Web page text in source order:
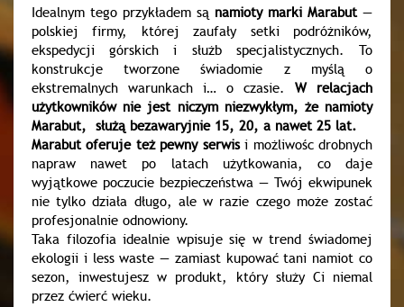
Idealnym tego przykładem są namioty marki Marabut—
polskiej firmy, której zaufały setki podróżników,
ekspedycji górskich i służb specjalistycznych. To
konstrukcje tworzone świadomie z myślą o
ekstremalnych warunkach i… o czasie. W relacjach
użytkowników nie jest niczym niezwykłym, że namioty
Marabut, służą bezawaryjnie 15, 20, a nawet 25 lat.
Marabut oferuje też pewny serwisi możliwośc drobnych
napraw nawet po latach użytkowania, co daje
wyjątkowe poczucie bezpieczeństwa — Twój ekwipunek
nie tylko działa długo, ale w razie czego może zostać
profesjonalnie odnowiony.
Taka filozofia idealnie wpisuje się w trend świadomej
ekologii i less waste — zamiast kupować tani namiot co
sezon, inwestujesz w produkt, który służy Ci niemal
przez ćwierć wieku.